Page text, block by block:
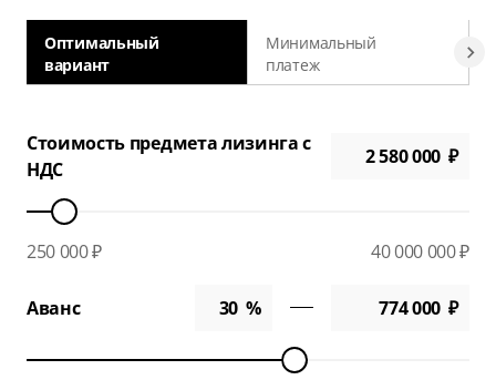
Оптимальный
вариант
Минимальный
платеж
Стоимость предмета лизинга с
НДС
250 000 ₽ 40 000 000 ₽
Аванс